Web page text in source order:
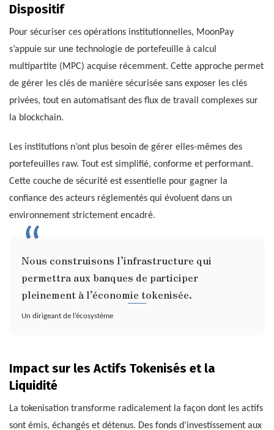
Dispositif
Pour sécuriser ces opérations institutionnelles, MoonPay
s’appuie sur une technologie de portefeuille à calcul
multipartite (MPC) acquise récemment. Cette approche permet
de gérer les clés de manière sécurisée sans exposer les clés
privées, tout en automatisant des flux de travail complexes sur
la blockchain.
Les institutions n’ont plus besoin de gérer elles-mêmes des
portefeuilles raw. Tout est simplifié, conforme et performant.
Cette couche de sécurité est essentielle pour gagner la
confiance des acteurs réglementés qui évoluent dans un
environnement strictement encadré.
Nous construisons l’infrastructure qui
permettra aux banques de participer
pleinement à l’économie tokenisée.
Un dirigeant de l’écosystème
Impact sur les Actifs Tokenisés et la
Liquidité
La tokenisation transforme radicalement la façon dont les actifs
sont émis, échangés et détenus. Des fonds d’investissement aux